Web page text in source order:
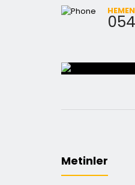
Metinler